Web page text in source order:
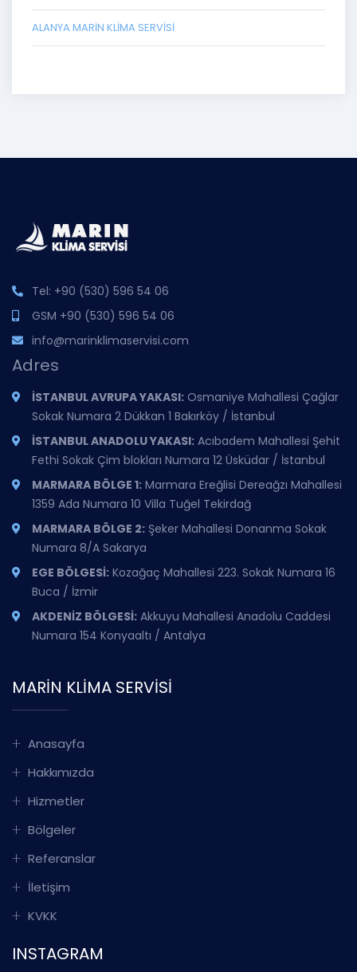
ALANYA MARIN KLIMA SERVISI
Tel: +90 (530) 596 54 06
GSM +90 (530) 596 54 06
info@marinklimaservisi.com
Adres
İSTANBUL AVRUPA YAKASI: Osmaniye Mahallesi Çağlar
Sokak Numara 2 Dükkan 1 Bakırköy / İstanbul
İSTANBUL ANADOLU YAKASI: Acıbadem Mahallesi Şehit
Fethi Sokak Çim blokları Numara 12 Üsküdar / İstanbul
MARMARA BÖLGE 1: Marmara Ereğlisi Dereağzı Mahallesi
1359 Ada Numara 10 Villa Tuğel Tekirdağ
MARMARA BÖLGE 2: Şeker Mahallesi Donanma Sokak
Numara 8/A Sakarya
EGE BÖLGESİ: Kozağaç Mahallesi 223. Sokak Numara 16
Buca / İzmir
AKDENİZ BÖLGESİ: Akkuyu Mahallesi Anadolu Caddesi
Numara 154 Konyaaltı / Antalya
MARIN KLIMA SERVISI
Anasayfa
Hakkımızda
Hizmetler
Bölgeler
Referanslar
İletişim
KVKK
INSTAGRAM